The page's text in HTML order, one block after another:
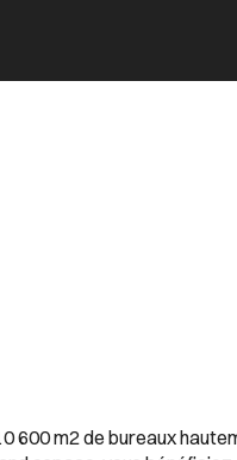
600 m2 de bureaux